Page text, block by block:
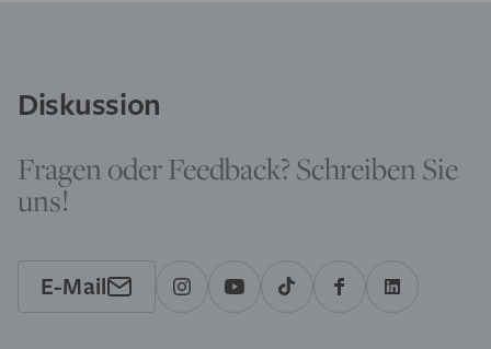
Diskussion
Fragen oder Feedback? Schreiben Sie
uns!
E-Mail